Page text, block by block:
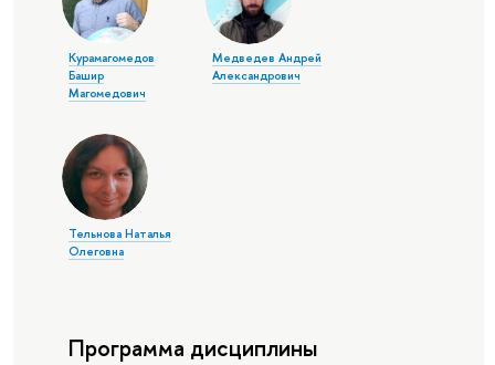
Курамагомедов
Башир
Магомедович
Медведев Андрей
Александрович
Тельнова Наталья
Олеговна
Программа дисциплины